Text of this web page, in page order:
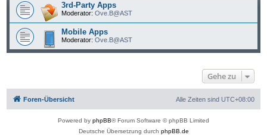
3rd-Party Apps
Moderator: Ove.B@AST
Mobile Apps
Moderator: Ove.B@AST
Gehe zu
Foren-Übersicht Alle Zeiten sind UTC+08:00
Powered by phpBB® Forum Software © phpBB Limited
Deutsche Übersetzung durch phpBB.de